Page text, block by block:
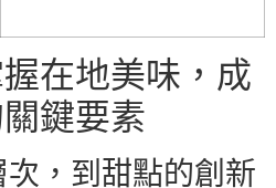
在地美味，成
鍵要素
，到甜點的創新